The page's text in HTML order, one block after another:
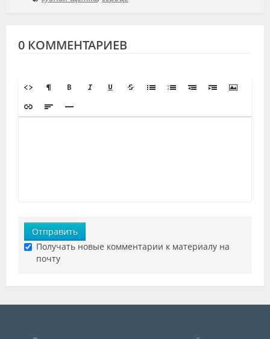
0 КОММЕНТАРИЕВ
Отправить
Получать новые комментарии к материалу на
почту